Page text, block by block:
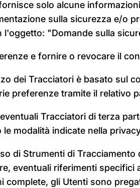
solo alcune
sulla sicurezza e/o
l'oggetto: "Domande sulla
e fornire o revocare il
dei Tracciatori è basato sul
preferenze tramite il relativo
Tracciatori di terza
modalità indicate nella
di Strumenti di
eventuali riferimenti
complete, gli Utenti sono